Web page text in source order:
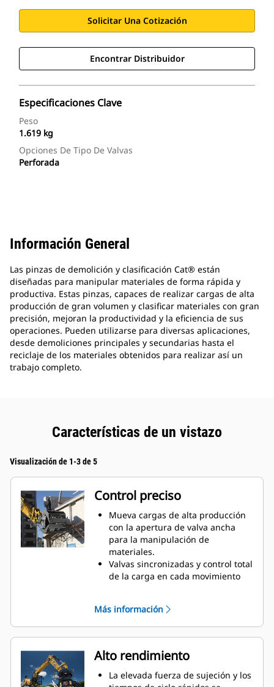
Solicitar Una Cotización
Encontrar Distribuidor
Especificaciones Clave
Peso
1.619 kg
Opciones De Tipo De Valvas
Perforada
Información General
Las pinzas de demolición y clasificación Cat® están
diseñadas para manipular materiales de forma rápida y
productiva. Estas pinzas, capaces de realizar cargas de alta
producción de gran volumen y clasificar materiales con gran
precisión, mejoran la productividad y la eficiencia de sus
operaciones. Pueden utilizarse para diversas aplicaciones,
desde demoliciones principales y secundarias hasta el
reciclaje de los materiales obtenidos para realizar así un
trabajo completo.
Características de un vistazo
Visualización de 1-3 de 5
Control preciso
Mueva cargas de alta producción
con la apertura de valva ancha
para la manipulación de
materiales.
Valvas sincronizadas y control total
de la carga en cada movimiento
Mantenga el agarre de grandes
cargas o recoja, clasifique y
deposite pequeños materiales con
los topes de sobremordida para
lograr un contacto de las
mandíbulas de borde a borde y
Más información
Alto rendimiento
La elevada fuerza de sujeción y los